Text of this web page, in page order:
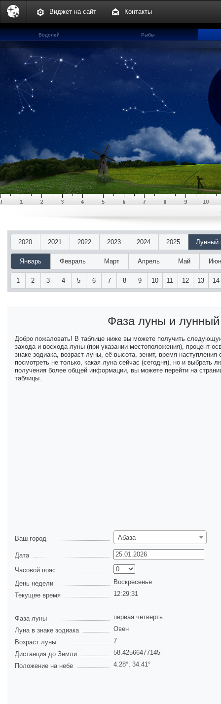
Виджет на сайт Контакты
Водолей
Рыбы
2020 2021 2022 2023 2024 2025 Лунный
Январь Февраль Март Апрель Май
1 2 3 4 5 6 7 8 9 10 11 12 13 14
Фаза луны и
Добро пожаловать! В таблице ниже вы можете получить
захода и восхода луны (при указании местоположения), процент
знаке зодиака, возраст луны, её высота, зенит, время
посмотреть не только, какая луна сейчас (сегодня), но и
получения более общей информации, вы можете перейти на
таблицы.
Ваш город Абаза
Дата
Часовой пояс
День недели
Воскресенье
Текущее время
12:29:31
Фаза луны
первая четверть
Луна в знаке зодиака
Овен
Возраст луны
7
Дистанция до Земли
58.42566477145
Положение на небе
4.28°, 34.41°